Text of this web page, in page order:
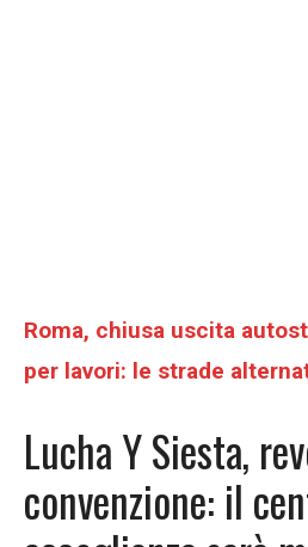
Roma, chiusa uscita
per lavori: le strade
Lucha Y Siesta,
convenzione: il